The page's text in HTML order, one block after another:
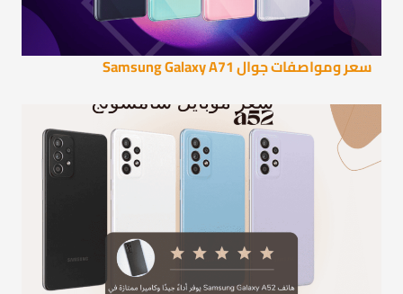
سعر ومواصفات جوال Samsung Galaxy A71